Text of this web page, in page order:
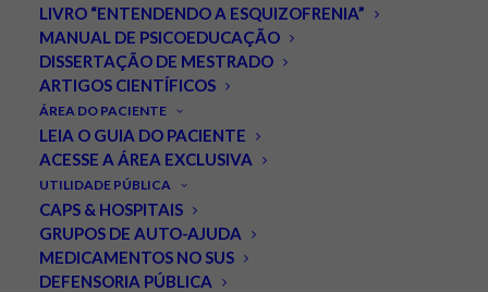
LIVRO “ENTENDENDO A ESQUIZOFRENIA”
MANUAL DE PSICOEDUCAÇÃO
DISSERTAÇÃO DE MESTRADO
ARTIGOS CIENTÍFICOS
ÁREA DO PACIENTE
LEIA O GUIA DO PACIENTE
ACESSE A ÁREA EXCLUSIVA
UTILIDADE PÚBLICA
CAPS & HOSPITAIS
GRUPOS DE AUTO-AJUDA
MEDICAMENTOS NO SUS
DEFENSORIA PÚBLICA
Transição propõe
departamento e rede de
saúde mental para novo
governo Lula.
DEZEMBRO 12, 2022 INNOTÍCIAS